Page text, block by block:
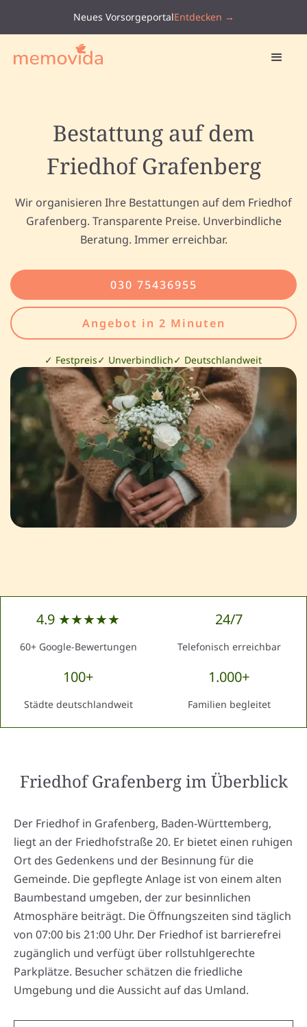
Neues VorsorgeportalEntdecken →
Bestattung auf dem
Friedhof Grafenberg
Wir organisieren Ihre Bestattungen auf dem Friedhof
Grafenberg. Transparente Preise. Unverbindliche
Beratung. Immer erreichbar.
030 75436955
Angebot in 2 Minuten
✓ Festpreis✓ Unverbindlich✓ Deutschlandweit
4.9 ★★★★★
60+ Google-Bewertungen
24/7
Telefonisch erreichbar
100+
Städte deutschlandweit
1.000+
Familien begleitet
Friedhof Grafenbergim Überblick
Der Friedhof in Grafenberg, Baden-Württemberg,
liegt an der Friedhofstraße 20. Er bietet einen ruhigen
Ort des Gedenkens und der Besinnung für die
Gemeinde. Die gepflegte Anlage ist von einem alten
Baumbestand umgeben, der zur besinnlichen
Atmosphäre beiträgt. Die Öffnungszeiten sind täglich
von 07:00 bis 21:00 Uhr. Der Friedhof ist barrierefrei
zugänglich und verfügt über rollstuhlgerechte
Parkplätze. Besucher schätzen die friedliche
Umgebung und die Aussicht auf das Umland.